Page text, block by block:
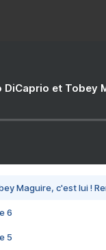
DiCaprio et Tobey
Maguire, c'est lui !
6
5